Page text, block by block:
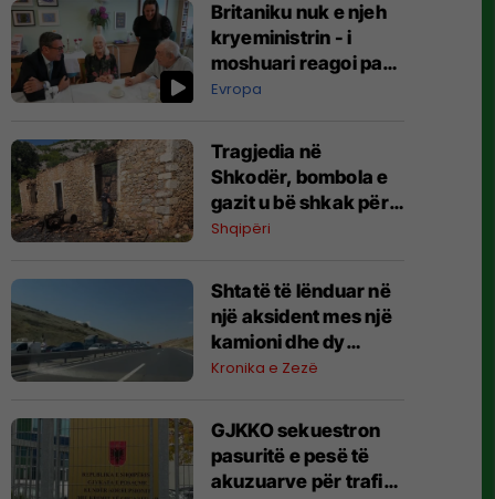
Britaniku nuk e njeh
kryeministrin - i
moshuari reagoi pasi
iu prezantua: Sërish
ndërroheni çdo pesë
minuta atje?
Evropa
Tragjedia në
Shkodër, bombola e
gazit u bë shkak për
humbjen e jetës së
fëmijëve
Shqipëri
Shtatë të lënduar në
një aksident mes një
kamioni dhe dy
veturave në
Rugova”
Kronika e Zezë
GJKKO sekuestron
pasuritë e pesë të
akuzuarve për trafik